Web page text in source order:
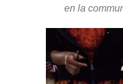
en la